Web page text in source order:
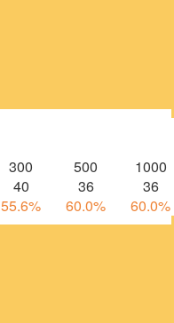
300 500
1000
40 36
36
55.6% 60.0% 60.0%